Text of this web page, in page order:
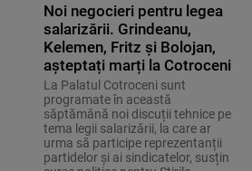
Noi negocieri pentru legea
salarizării. Grindeanu,
Kelemen, Fritz și Bolojan,
așteptați marți la Cotroceni
La Palatul Cotroceni sunt
programate în această
săptămână noi discuții tehnice pe
tema legii salarizării, la care ar
urma să participe reprezentanții
partidelor și ai sindicatelor, susțin